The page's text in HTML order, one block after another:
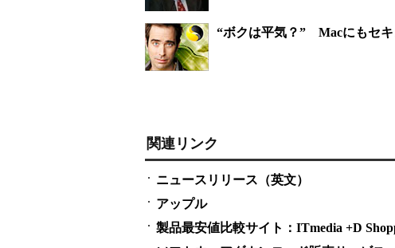
“ボクは平気？” Macにもセ
関連リンク
ニュースリリース（英文）
アップル
製品最安値比較サイト：ITmedia +D